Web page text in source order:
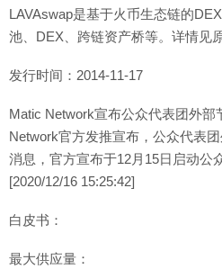
LAVAswap是基于火币生态链的
池、DEX、跨链资产桥等。详情见
发行时间：2014-11-17
Matic Network宣布公众代表团外
Network官方发推宣布，公众代表
消息，官方宣布于12月15日启动公
[2020/12/16 15:25:42]
白皮书：
最大供应量：